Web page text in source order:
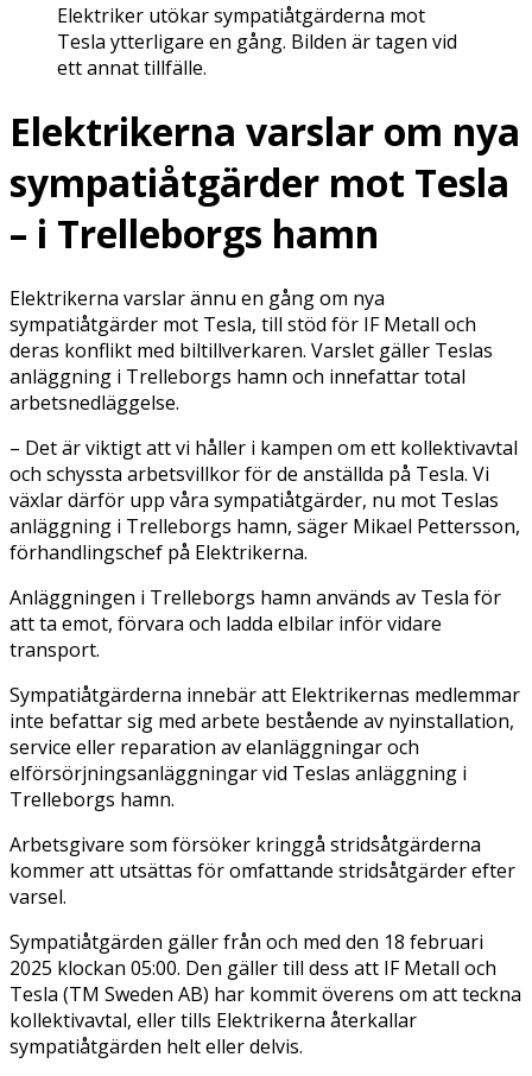
Elektriker utökar sympatiåtgärderna mot
Tesla ytterligare en gång. Bilden är tagen vid
ett annat tillfälle.
Elektrikerna varslar om nya
sympatiåtgärder mot Tesla
– i Trelleborgs hamn
Elektrikerna varslar ännu en gång om nya
sympatiåtgärder mot Tesla, till stöd för IF Metall och
deras konflikt med biltillverkaren. Varslet gäller Teslas
anläggning i Trelleborgs hamn och innefattar total
arbetsnedläggelse.
– Det är viktigt att vi håller i kampen om ett kollektivavtal
och schyssta arbetsvillkor för de anställda på Tesla. Vi
växlar därför upp våra sympatiåtgärder, nu mot Teslas
anläggning i Trelleborgs hamn, säger Mikael Pettersson,
förhandlingschef på Elektrikerna.
Anläggningen i Trelleborgs hamn används av Tesla för
att ta emot, förvara och ladda elbilar inför vidare
transport.
Sympatiåtgärderna innebär att Elektrikernas medlemmar
inte befattar sig med arbete bestående av nyinstallation,
service eller reparation av elanläggningar och
elförsörjningsanläggningar vid Teslas anläggning i
Trelleborgs hamn.
Arbetsgivare som försöker kringgå stridsåtgärderna
kommer att utsättas för omfattande stridsåtgärder efter
varsel.
Sympatiåtgärden gäller från och med den 18 februari
2025 klockan 05:00. Den gäller till dess att IF Metall och
Tesla (TM Sweden AB) har kommit överens om att teckna
kollektivavtal, eller tills Elektrikerna återkallar
sympatiåtgärden helt eller delvis.